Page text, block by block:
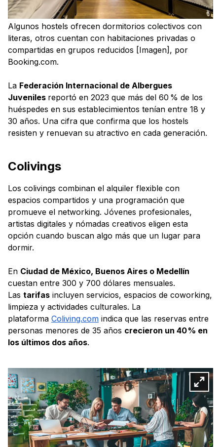
Algunos hostels ofrecen dormitorios colectivos con
literas, otros cuentan con habitaciones privadas o
compartidas en grupos reducidos [Imagen], por
Booking.com.
La Federación Internacional de Albergues
Juveniles reportó en 2023 que más del 60 % de los
huéspedes en sus establecimientos tenían entre 18 y
30 años. Una cifra que confirma que los hostels
resisten y renuevan su atractivo en cada generación.
Colivings
Los colivings combinan el alquiler flexible con
espacios compartidos y una programación que
promueve el networking. Jóvenes profesionales,
artistas digitales y nómadas creativos eligen esta
opción cuando buscan algo más que un lugar para
dormir.
En Ciudad de México, Buenos Aires o Medellín
cuestan entre 300 y 700 dólares mensuales.
Las tarifas incluyen servicios, espacios de coworking,
limpieza y actividades culturales. La
plataforma Coliving.com indica que las reservas entre
personas menores de 35 años crecieron un 40 % en
los últimos dos años.